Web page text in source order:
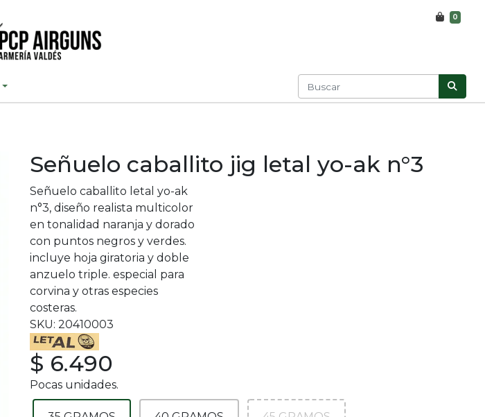
0
Señuelo caballito jig letal yo-ak n°3
Señuelo caballito letal yo-ak
n°3, diseño realista multicolor
en tonalidad naranja y dorado
con puntos negros y verdes.
incluye hoja giratoria y doble
anzuelo triple. especial para
corvina y otras especies
costeras.
SKU: 20410003
$ 6.490
Pocas unidades.